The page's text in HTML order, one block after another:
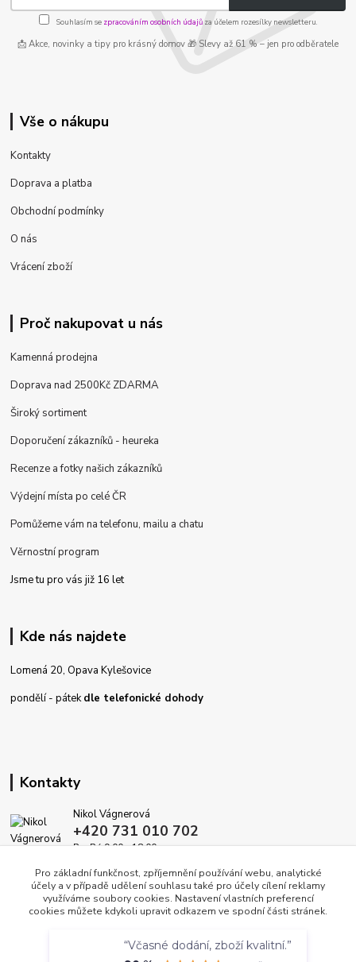
Souhlasím se zpracováním osobních údajůza účelem rozesílky newsletteru.
📩 Akce, novinky a tipy pro krásný domov 🎁 Slevy až 61 % – jen pro odběratele
Vše o nákupu
Kontakty
Doprava a platba
Obchodní podmínky
O nás
Vrácení zboží
Proč nakupovat u nás
Kamenná prodejna
Doprava nad 2500Kč ZDARMA
Široký sortiment
Doporučení zákazníků - heureka
Recenze a fotky našich zákazníků
Výdejní místa po celé ČR
Pomůžeme vám na telefonu, mailu a chatu
Věrnostní program
Jsme tu pro vás již 16 let
Kde nás najdete
Lomená 20, Opava Kylešovice
pondělí - pátekdle telefonické dohody
Kontakty
Nikol Vágnerová
+420 731 010 702
Po-Pá 9.00 - 18.00
info@dekoracedomova.cz
Pro základní funkčnost, zpříjemnění používání webu, analytické
účely a v případě udělení souhlasu také pro účely cílení reklamy
využíváme soubory cookies. Nastavení vlastních preferencí
cookies můžete kdykoli upravit odkazem ve spodní části stránek.
Nastavení Souhlasím
“Včasné dodání, zboží kvalitní.”